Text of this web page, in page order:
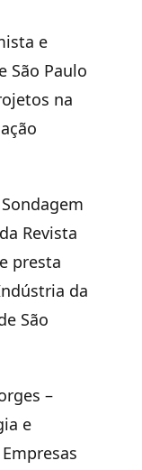
e
São Paulo
na
Revista
presta
da
São
–
e